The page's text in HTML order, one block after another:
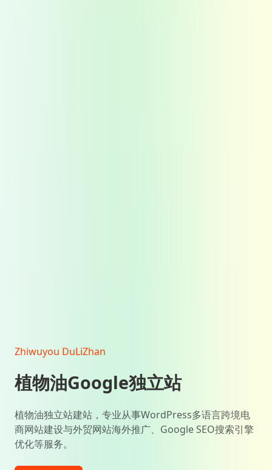
Zhiwuyou DuLiZhan
植物油Google独立站
植物油独立站建站，专业从事WordPress多语言跨境电
商网站建设与外贸网站海外推广、Google SEO搜索引擎
优化等服务。